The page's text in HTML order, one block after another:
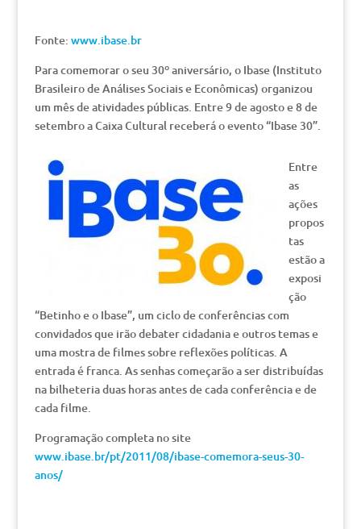
Fonte: www.ibase.br
Para comemorar o seu 30º aniversário, o Ibase (Instituto
Brasileiro de Análises Sociais e Econômicas) organizou
um mês de atividades públicas. Entre 9 de agosto e 8 de
setembro a Caixa Cultural receberá o evento “Ibase 30”.
Entre
as
ações
propos
tas
estão a
exposi
ção
“Betinho e o Ibase”, um ciclo de conferências com
convidados que irão debater cidadania e outros temas e
uma mostra de filmes sobre reflexões políticas. A
entrada é franca. As senhas começarão a ser distribuídas
na bilheteria duas horas antes de cada conferência e de
cada filme.
Programação completa no site
www.ibase.br/pt/2011/08/ibase-comemora-seus-30-
anos/